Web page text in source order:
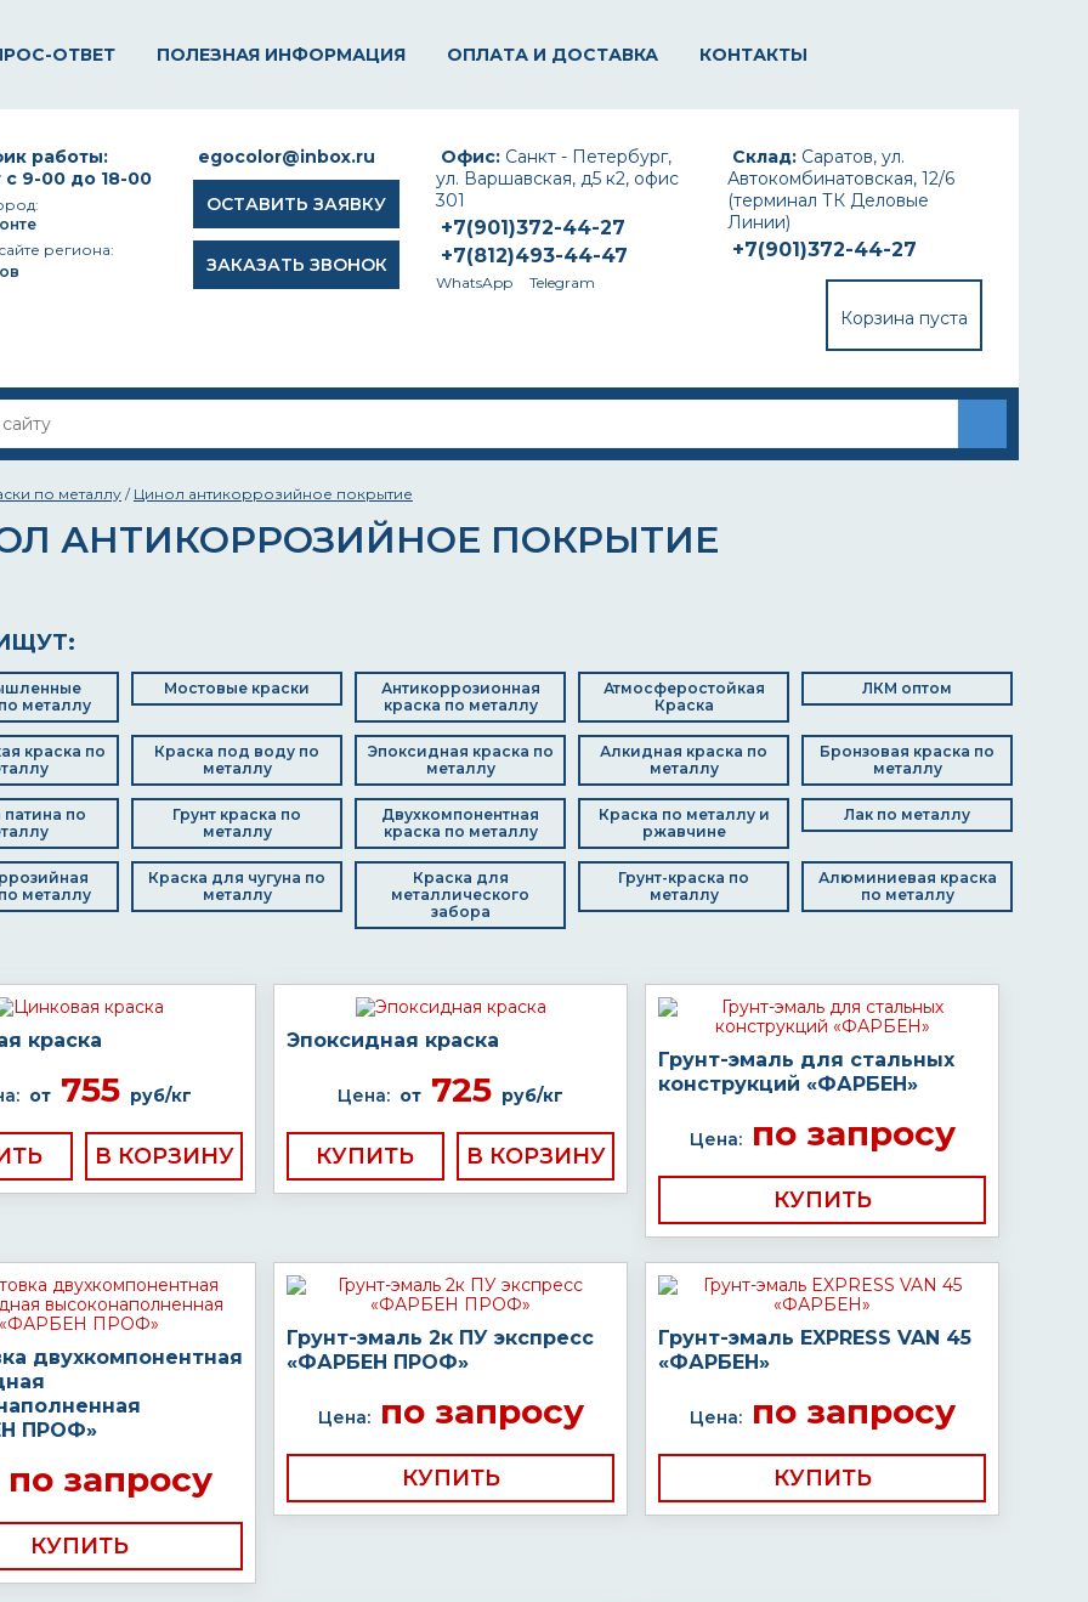
ОТВЕТ ПОЛЕЗНАЯ ИНФОРМАЦИЯ ОПЛАТА И ДОСТАВКА КОНТАКТЫ
Склад: Саратов, ул.
Автокомбинатовская, 12/6
(терминал ТК Деловые
Линии)
+7(901)372-44-27
Корзина пуста
Офис: Санкт - Петербург,
ул. Варшавская, д5 к2, офис
301
+7(901)372-44-27
+7(812)493-44-47
WhatsApp Telegram
egocolor@inbox.ru
ОСТАВИТЬ ЗАЯВКУ
ЗАКАЗАТЬ ЗВОНОК
работы:
с 9-00 до 18-00
региона:
по металлу / Цинол антикоррозийное покрытие
АНТИКОРРОЗИЙНОЕ ПОКРЫТИЕ
металлу
Мостовые краски
Антикоррозионная
краска по металлу
Атмосферостойкая
Краска
ЛКМ оптом
краска по
Краска под воду по
металлу
Эпоксидная краска по
металлу
Алкидная краска по
металлу
Бронзовая краска по
металлу
патина по
Грунт краска по
металлу
Двухкомпонентная
краска по металлу
Краска по металлу и
ржавчине
Лак по металлу
металлу
Краска для чугуна по
металлу
Краска для
металлического
забора
Грунт-краска по
металлу
Алюминиевая краска
по металлу
краска
от755 руб/кг
Эпоксидная краска
Цена: от 725 руб/кг
КУПИТЬ
Грунт-эмаль для стальных
конструкций «ФАРБЕН»
Цена:по запросу
КУПИТЬ
двухкомпонентная
ПРОФ»
запросу
КУПИТЬ
Грунт-эмаль 2к ПУ экспресс
«ФАРБЕН ПРОФ»
Цена:по запросу
КУПИТЬ
Грунт-эмаль EXPRESS VAN 45
«ФАРБЕН»
Цена:по запросу
КУПИТЬ